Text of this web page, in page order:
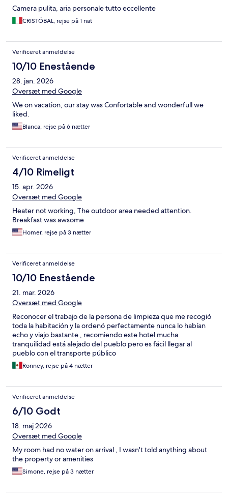
Camera pulita, aria personale tutto eccellente
CRISTÓBAL, rejse på 1 nat
Verificeret anmeldelse
10/10 Enestående
28. jan. 2026
Oversæt med Google
We on vacation, our stay was Confortable and wonderfull we
liked.
Blanca, rejse på 6 nætter
Verificeret anmeldelse
4/10 Rimeligt
15. apr. 2026
Oversæt med Google
Heater not working, The outdoor area needed attention.
Breakfast was awsome
Homer, rejse på 3 nætter
Verificeret anmeldelse
10/10 Enestående
21. mar. 2026
Oversæt med Google
Reconocer el trabajo de la persona de limpieza que me recogió
toda la habitación y la ordenó perfectamente nunca lo habían
echo y viajo bastante , recomiendo este hotel mucha
tranquilidad está alejado del pueblo pero es fácil llegar al
pueblo con el transporte público
Ronney, rejse på 4 nætter
Verificeret anmeldelse
6/10 Godt
18. maj 2026
Oversæt med Google
My room had no water on arrival , I wasn't told anything about
the property or amenities
Simone, rejse på 3 nætter